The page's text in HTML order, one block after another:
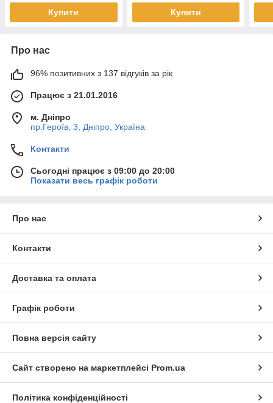
Купити Купити
Про нас
96% позитивних з 137 відгуків за рік
Працює з 21.01.2016
м. Дніпро
пр.Героїв, 3, Дніпро, Україна
Контакти
Сьогодні працює з 09:00 до 20:00
Показати весь графік роботи
Про нас
Контакти
Доставка та оплата
Графік роботи
Повна версія сайту
Сайт створено на маркетплейсі Prom.ua
Політика конфіденційності